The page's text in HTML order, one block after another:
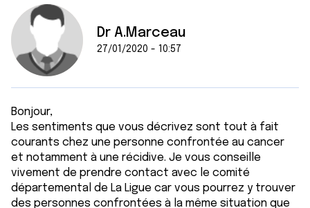
Dr A.Marceau
27/01/2020 - 10:57
Bonjour,
Les sentiments que vous décrivez sont tout à fait
courants chez une personne confrontée au cancer
et notamment à une récidive. Je vous conseille
vivement de prendre contact avec le comité
départemental de La Ligue car vous pourrez y trouver
des personnes confrontées à la même situation que